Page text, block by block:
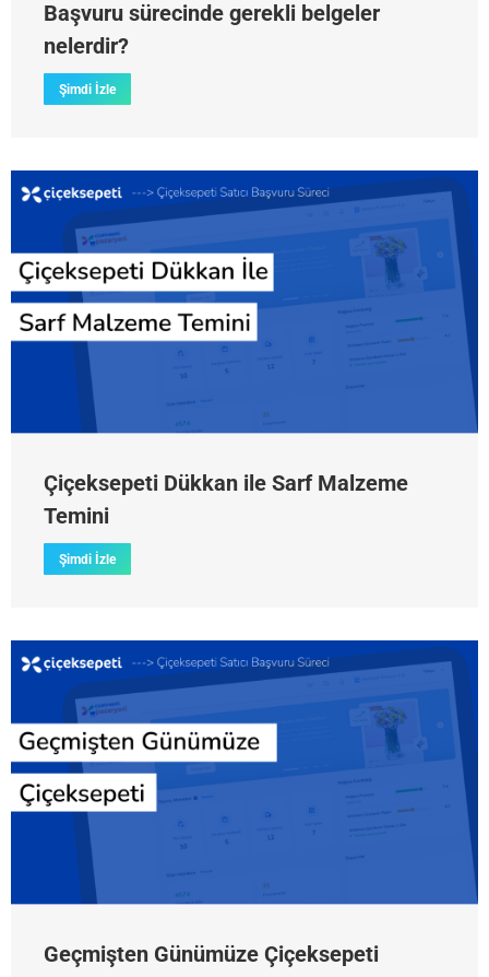
Başvuru sürecinde gerekli belgeler
nelerdir?
Şimdi İzle
Çiçeksepeti Dükkan ile Sarf Malzeme
Temini
Şimdi İzle
Geçmişten Günümüze Çiçeksepeti